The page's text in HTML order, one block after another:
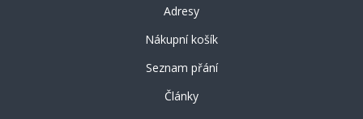
Adresy
Nákupní košík
Seznam přání
Články